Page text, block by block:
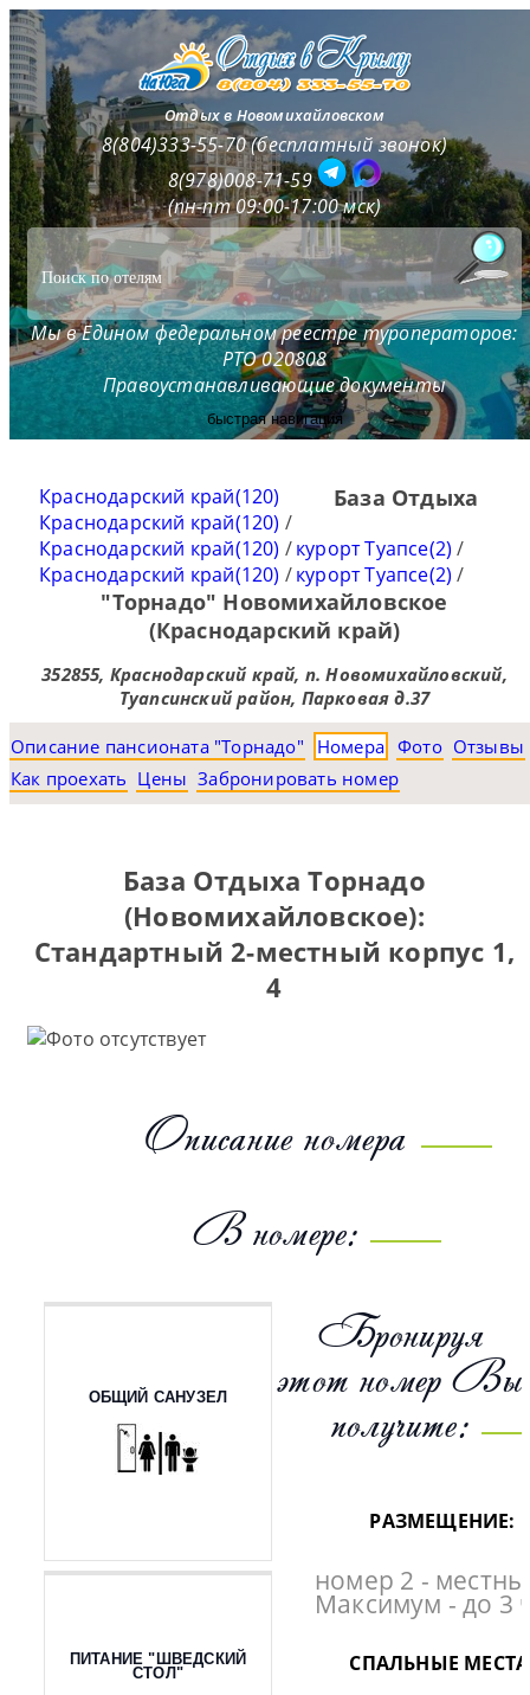
Отдых в Новомихайловском
8(804)333-55-70 (бесплатный звонок)
8(978)008-71-59
(пн-пт 09:00-17:00 мск)
Мы в Едином федеральном реестре туроператоров:
РТО 020808
Правоустанавливающие документы
быстрая навигация
Краснодарский край(120)
Краснодарский край(120) /
Краснодарский край(120) /курорт Туапсе(2) /
Краснодарский край(120) /курорт Туапсе(2) /
База Отдыха
"Торнадо" Новомихайловское
(Краснодарский край)
352855, Краснодарский край, п. Новомихайловский,
Туапсинский район, Парковая д.37
Описание пансионата "Торнадо" Номера Фото Отзывы
Как проехать Цены Забронировать номер
База Отдыха Торнадо
(Новомихайловское):
Стандартный 2-местный корпус 1,
4
Описание номера
В номере:
ОБЩИЙ САНУЗЕЛ
ПИТАНИЕ "ШВЕДСКИЙ
СТОЛ"
Бронируя
этот номер Вы
получите:
РАЗМЕЩЕНИЕ:
номер 2 -
Максимум - до 3
СПАЛЬНЫЕ